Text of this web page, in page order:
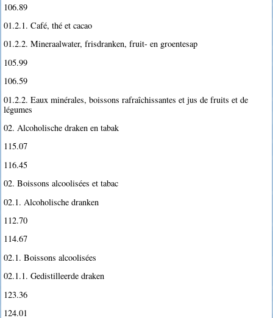
106.89
01.2.1. Café, thé et cacao
01.2.2. Mineraalwater, frisdranken, fruit- en groentesap
105.99
106.59
01.2.2. Eaux minérales, boissons rafraîchissantes et jus de fruits et de
légumes
02. Alcoholische draken en tabak
115.07
116.45
02. Boissons alcoolisées et tabac
02.1. Alcoholische dranken
112.70
114.67
02.1. Boissons alcoolisées
02.1.1. Gedistilleerde draken
123.36
124.01